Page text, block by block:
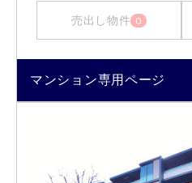
売出し物件 0
マンション専用ページ